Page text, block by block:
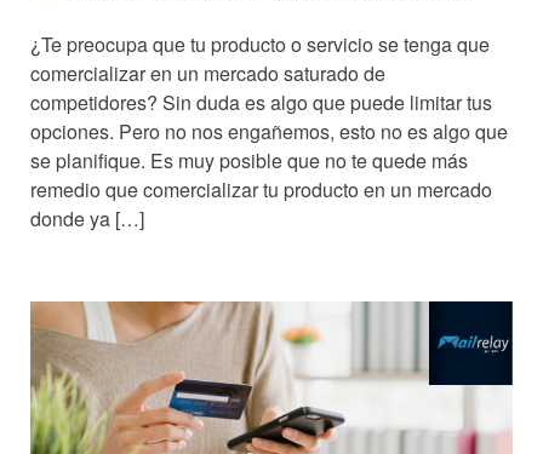
¿Te preocupa que tu producto o servicio se tenga que
comercializar en un mercado saturado de
competidores? Sin duda es algo que puede limitar tus
opciones. Pero no nos engañemos, esto no es algo que
se planifique. Es muy posible que no te quede más
remedio que comercializar tu producto en un mercado
donde ya […]